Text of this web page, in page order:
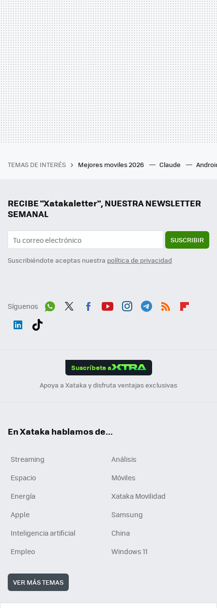
TEMAS DE INTERÉS Mejores moviles 2026 Claude
RECIBE "Xatakaletter", NUESTRA NEWSLETTER
SEMANAL
SUSCRIBIR
Suscribiéndote aceptas nuestra política de privacidad
Síguenos
Suscríbete a
Apoya a Xataka y disfruta ventajas exclusivas
En Xataka hablamos de...
Streaming
Análisis
Espacio
Móviles
Energía
Xataka Movilidad
Apple
Samsung
Inteligencia artificial
China
Empleo
Windows 11
VER MÁS TEMAS